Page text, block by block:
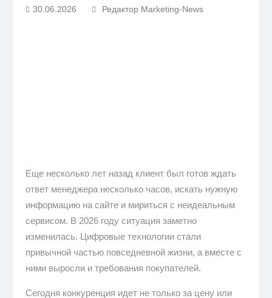
30.06.2026 Редактор Marketing-News
Еще несколько лет назад клиент был готов ждать
ответ менеджера несколько часов, искать нужную
информацию на сайте и мириться с неидеальным
сервисом. В 2026 году ситуация заметно
изменилась. Цифровые технологии стали
привычной частью повседневной жизни, а вместе с
ними выросли и требования покупателей.
Сегодня конкуренция идет не только за цену или